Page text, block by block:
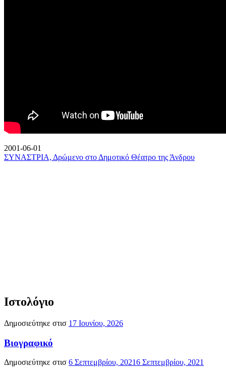
2001-06-01
ΣΥΝΑΣΤΡΙΑ, Δρώμενο στο Δημοτικό Θέατρο της Άνδρου
Ιστολόγιο
Δημοσιεύτηκε στισ 17 Ιουνίου, 2026
Βιογραφικό
Δημοσιεύτηκε στισ 6 Σεπτεμβρίου, 20216 Σεπτεμβρίου, 2021